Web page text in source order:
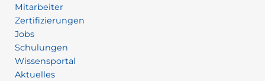
Mitarbeiter
Zertifizierungen
Jobs
Schulungen
Wissensportal
Aktuelles